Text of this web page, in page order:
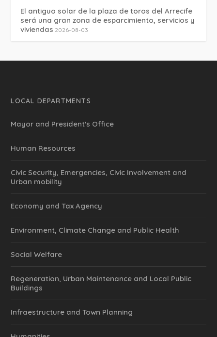
El antiguo solar de la plaza de toros del Arrecife
será una gran zona de esparcimiento, servicios y
viviendas 2026-08-03
LOCAL DEPARTMENTS
Mayor and President's Office
Human Resources
Civic Security, Emergencies, Civic Involvement and
Urban mobility
Economy and Tax Agency
Environment, Climate Change and Public Health
Social Welfare
Regeneration, Urban Maintenance and Local Public
Buildings
Infraestructure and Town Planning